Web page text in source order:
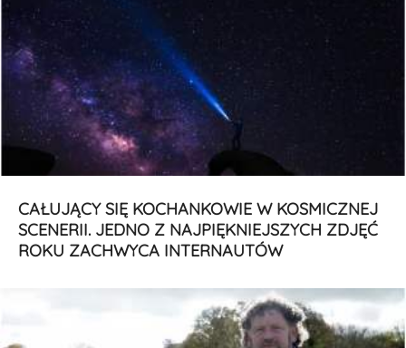
CAŁUJĄCY SIĘ KOCHANKOWIE W KOSMICZNEJ
SCENERII. JEDNO Z NAJPIĘKNIEJSZYCH ZDJĘĆ
ROKU ZACHWYCA INTERNAUTÓW